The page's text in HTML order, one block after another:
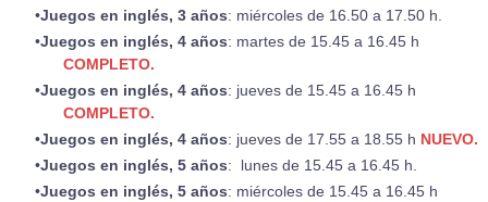
Juegos en inglés, 3 años: miércoles de 16.50 a 17.50 h.
Juegos en inglés, 4 años: martes de 15.45 a 16.45 h
COMPLETO.
Juegos en inglés, 4 años: jueves de 15.45 a 16.45 h
COMPLETO.
Juegos en inglés, 4 años: jueves de 17.55 a 18.55 h NUEVO.
Juegos en inglés, 5 años: lunes de 15.45 a 16.45 h.
Juegos en inglés, 5 años: miércoles de 15.45 a 16.45 h